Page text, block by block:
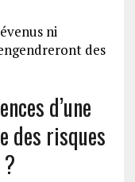
ni
des
d’une
des risques